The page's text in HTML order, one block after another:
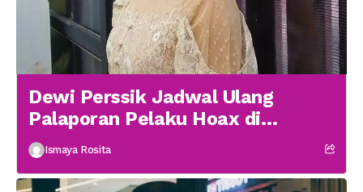
Dewi Perssik Jadwal Ulang
Palaporan Pelaku Hoax di
Medsos
Ismaya Rosita